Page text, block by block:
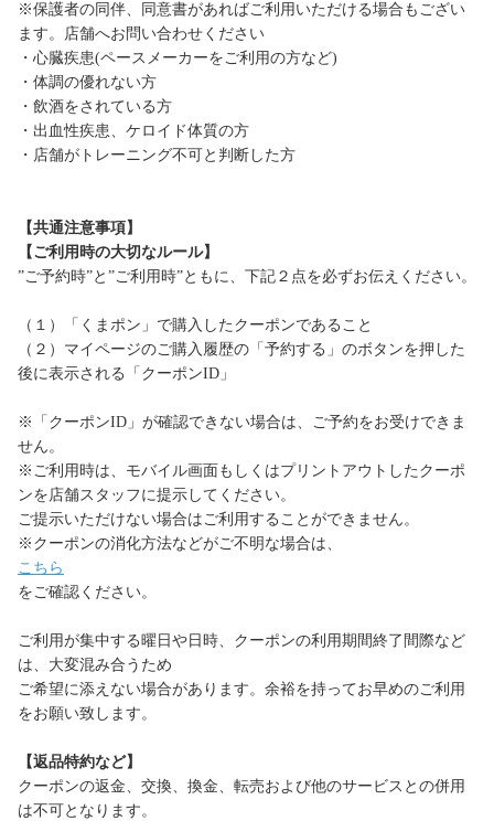
※保護者の同伴、同意書があればご利用いただける場合もござい
ます。店舗へお問い合わせください
・心臓疾患(ペースメーカーをご利用の方など)
・体調の優れない方
・飲酒をされている方
・出血性疾患、ケロイド体質の方
・店舗がトレーニング不可と判断した方
【共通注意事項】
【ご利用時の大切なルール】
”ご予約時”と”ご利用時”ともに、下記２点を必ずお伝えください。
（１）「くまポン」で購入したクーポンであること
（２）マイページのご購入履歴の「予約する」のボタンを押した
後に表示される「クーポンID」
※「クーポンID」が確認できない場合は、ご予約をお受けできま
せん。
※ご利用時は、モバイル画面もしくはプリントアウトしたクーポ
ンを店舗スタッフに提示してください。
ご提示いただけない場合はご利用することができません。
※クーポンの消化方法などがご不明な場合は、
こちら
をご確認ください。
ご利用が集中する曜日や日時、クーポンの利用期間終了間際など
は、大変混み合うため
ご希望に添えない場合があります。余裕を持ってお早めのご利用
をお願い致します。
【返品特約など】
クーポンの返金、交換、換金、転売および他のサービスとの併用
は不可となります。